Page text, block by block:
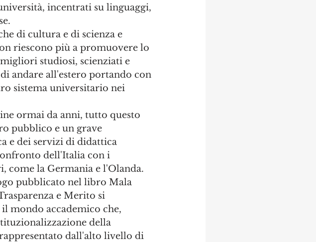
incentrati su linguaggi,
di cultura e di scienza e
riescono più a promuovere lo
studiosi, scienziati e
andare all'estero portando con
sistema universitario nei
ormai da anni, tutto questo
pubblico e un grave
e dei servizi di didattica
dell'Italia con i
come la Germania e l'Olanda.
pubblicato nel libro Mala
e Merito si
mondo accademico che,
della
dall'alto livello di